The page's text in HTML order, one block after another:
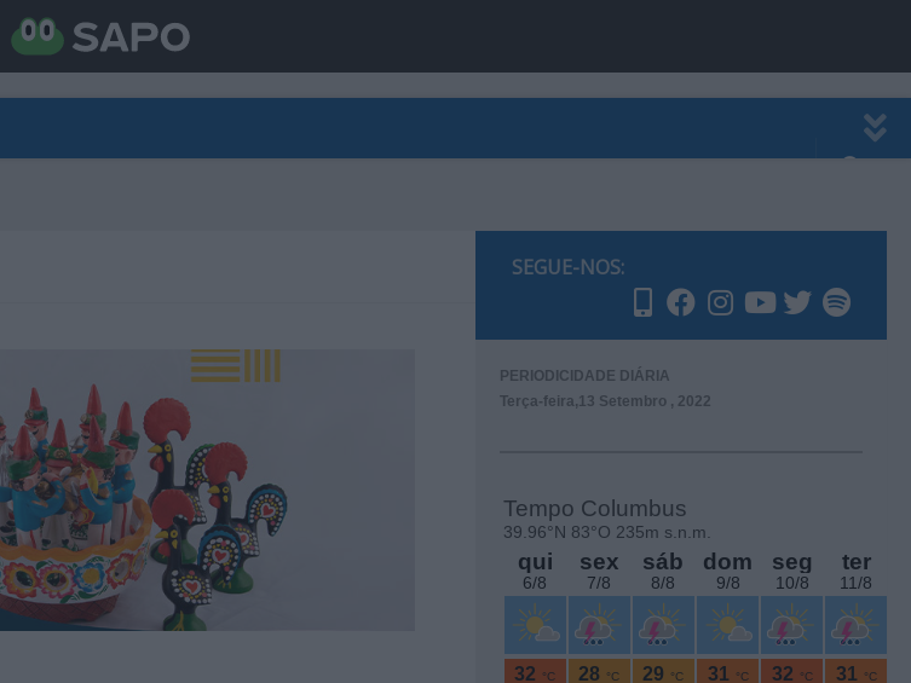
SEGUE-NOS:
PERIODICIDADE DIÁRIA
Terça-feira,13 Setembro , 2022